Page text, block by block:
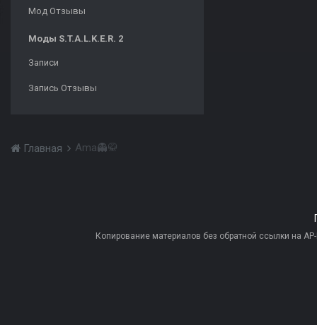
Мод Отзывы
Моды S.T.A.L.K.E.R. 2
Записи
Запись Отзывы
Главная Ama👻🥋
Копирование материалов без обратной ссылки на